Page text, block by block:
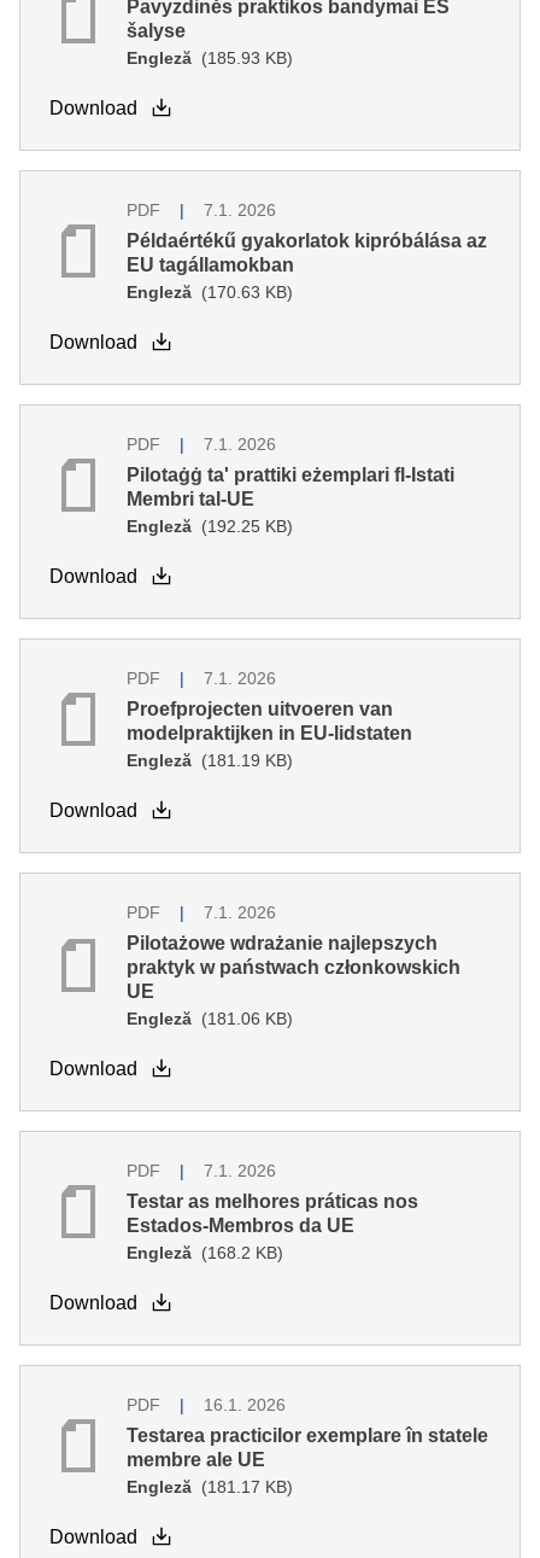
Pavyzdinės praktikos bandymai ES
šalyse
Engleză (185.93 KB)
Download
PDF 7.1. 2026
Példaértékű gyakorlatok kipróbálása az
EU tagállamokban
Engleză (170.63 KB)
Download
PDF 7.1. 2026
Pilotaġġ ta' prattiki eżemplari fl-Istati
Membri tal-UE
Engleză (192.25 KB)
Download
PDF 7.1. 2026
Proefprojecten uitvoeren van
modelpraktijken in EU-lidstaten
Engleză (181.19 KB)
Download
PDF 7.1. 2026
Pilotażowe wdrażanie najlepszych
praktyk w państwach członkowskich
UE
Engleză (181.06 KB)
Download
PDF 7.1. 2026
Testar as melhores práticas nos
Estados-Membros da UE
Engleză (168.2 KB)
Download
PDF 16.1. 2026
Testarea practicilor exemplare în statele
membre ale UE
Engleză (181.17 KB)
Download